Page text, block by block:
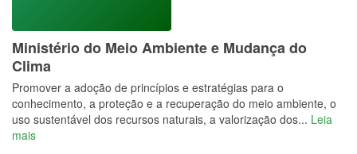
Ministério do Meio Ambiente e Mudança do
Clima
Promover a adoção de princípios e estratégias para o
conhecimento, a proteção e a recuperação do meio ambiente, o
uso sustentável dos recursos naturais, a valorização dos... Leia
mais